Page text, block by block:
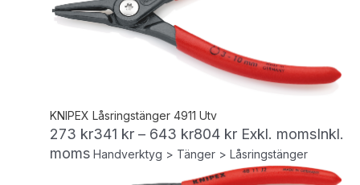
KNIPEX Låsringstänger 4911 Utv
273 kr341 kr – 643 kr804 kr Exkl. momsInkl.
moms Handverktyg > Tänger > Låsringstänger